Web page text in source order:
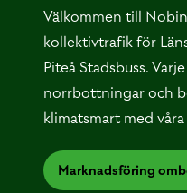
Välkommen till
kollektivtrafik för
Piteå Stadsbuss.
norrbottningar och
klimatsmart med våra
Marknadsföring